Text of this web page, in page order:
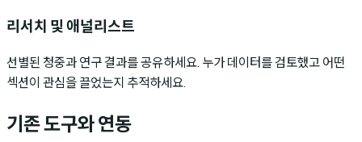
리서치 및 애널리스트
선별된 청중과 연구 결과를 공유하세요. 누가 데이터를 검토했고 어떤
섹션이 관심을 끌었는지 추적하세요.
기존 도구와 연동